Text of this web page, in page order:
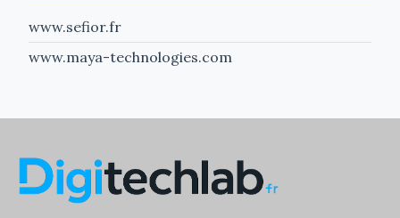
www.sefior.fr
www.maya-technologies.com